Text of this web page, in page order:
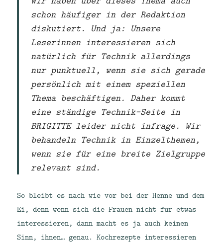
schon häufiger in der Redaktion
diskutiert. Und ja: Unsere
Leserinnen interessieren sich
natürlich für Technik ­allerdings
nur punktuell, wenn sie sich gerade
persönlich mit einem speziellen
Thema beschäftigen. Daher kommt
eine ständige Technik-Seite in
BRIGITTE leider nicht infrage. Wir
behandeln Technik in Einzelthemen,
wenn sie für eine breite Zielgruppe
relevant sind.
So bleibt es nach wie vor bei der Henne und dem
Ei, denn wenn sich die Frauen nicht für etwas
interessieren, dann macht es ja auch keinen
Sinn, ihnen… genau. Kochrezepte interessieren